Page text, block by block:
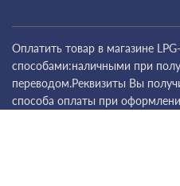
Оплатить товар в магазине
способами:наличными при
переводом.Реквизиты Вы
способа оплаты при